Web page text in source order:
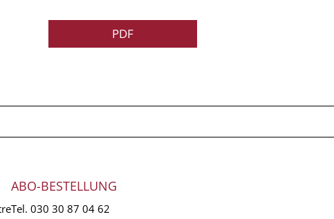
PDF
ABO-BESTELLUNG
Tel. 030 30 87 04 62